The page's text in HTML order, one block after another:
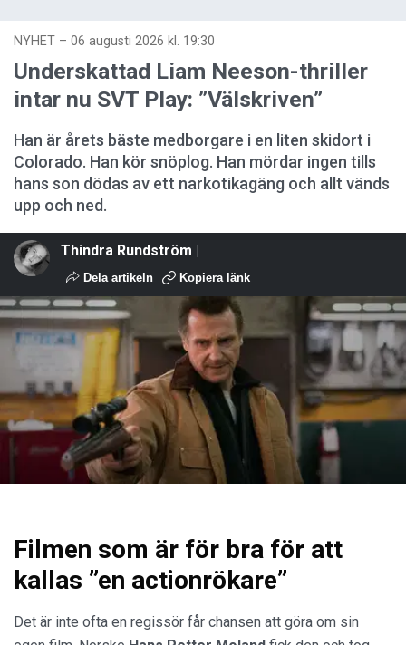
NYHET – 06 augusti 2026 kl. 19:30
Underskattad Liam Neeson-thriller
intar nu SVT Play: ”Välskriven”
Han är årets bäste medborgare i en liten skidort i
Colorado. Han kör snöplog. Han mördar ingen tills
hans son dödas av ett narkotikagäng och allt vänds
upp och ned.
Thindra Rundström |
Dela artikeln Kopiera länk
Filmen som är för bra för att
kallas ”en actionrökare”
Det är inte ofta en regissör får chansen att göra om sin